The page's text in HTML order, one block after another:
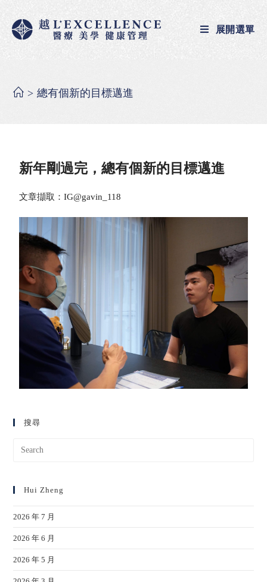
展開選單
> 總有個新的目標邁進
新年剛過完，總有個新的目標邁進
文章擷取：IG@gavin_118
搜尋
Hui Zheng
2026 年 7 月
2026 年 6 月
2026 年 5 月